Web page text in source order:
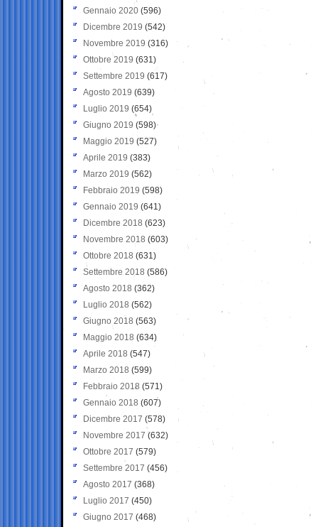
Gennaio 2020 (596)
Dicembre 2019 (542)
Novembre 2019 (316)
Ottobre 2019 (631)
Settembre 2019 (617)
Agosto 2019 (639)
Luglio 2019 (654)
Giugno 2019 (598)
Maggio 2019 (527)
Aprile 2019 (383)
Marzo 2019 (562)
Febbraio 2019 (598)
Gennaio 2019 (641)
Dicembre 2018 (623)
Novembre 2018 (603)
Ottobre 2018 (631)
Settembre 2018 (586)
Agosto 2018 (362)
Luglio 2018 (562)
Giugno 2018 (563)
Maggio 2018 (634)
Aprile 2018 (547)
Marzo 2018 (599)
Febbraio 2018 (571)
Gennaio 2018 (607)
Dicembre 2017 (578)
Novembre 2017 (632)
Ottobre 2017 (579)
Settembre 2017 (456)
Agosto 2017 (368)
Luglio 2017 (450)
Giugno 2017 (468)